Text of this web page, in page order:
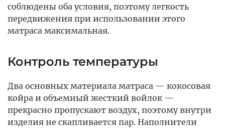
соблюдены оба условия, поэтому легкость
передвижения при использовании этого
матраса максимальная.
Контроль температуры
Два основных материала матраса — кокосовая
койра и объемный жесткий войлок —
прекрасно пропускают воздух, поэтому внутри
изделия не скапливается пар. Наполнители